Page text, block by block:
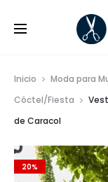
Inicio Moda para
Cóctel/Fiesta
de Caracol
20%